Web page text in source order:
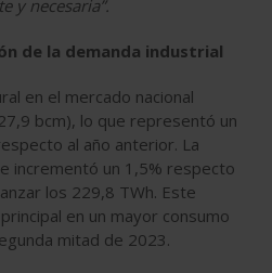
y necesaria”.
de la demanda industrial
en el mercado nacional
bcm), lo que representó un
al año anterior. La
incrementó un 1,5% respecto
los 229,8 TWh. Este
en un mayor consumo
mitad de 2023.